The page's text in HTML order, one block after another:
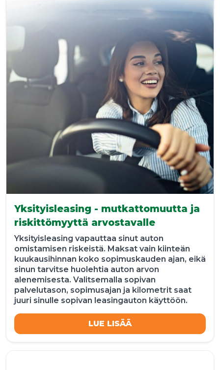
Yksityisleasing - mutkattomuutta ja
riskittömyyttä arvostavalle
Yksityisleasing vapauttaa sinut auton
omistamisen riskeistä. Maksat vain kiinteän
kuukausihinnan koko sopimuskauden ajan, eikä
sinun tarvitse huolehtia auton arvon
alenemisesta. Valitsemalla sopivan
palvelutason, sopimusajan ja kilometrit saat
juuri sinulle sopivan leasingauton käyttöön.
LUE LISÄÄ